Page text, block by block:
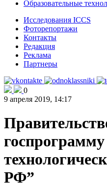
Образовательные
Исследования ICCS
Фоторепортажи
Контакты
Редакция
Реклама
Партнеры
0
9 апреля 2019, 14:17
РФ”